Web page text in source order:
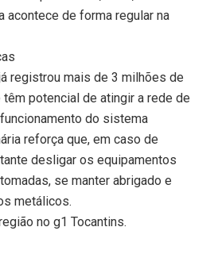
acontece de forma regular na
registrou mais de 3 milhões de
potencial de atingir a rede de
do sistema
reforça que, em caso de
desligar os equipamentos
se manter abrigado e
metálicos.
no g1 Tocantins.